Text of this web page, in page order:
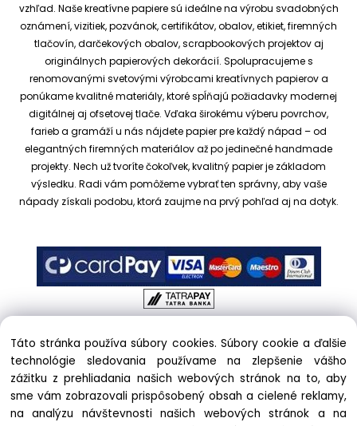
vzhľad. Naše kreatívne papiere sú ideálne na výrobu svadobných
oznámení, vizitiek, pozvánok, certifikátov, obalov, etikiet, firemných
tlačovín, darčekových obalov, scrapbookových projektov aj
originálnych papierových dekorácií. Spolupracujeme s
renomovanými svetovými výrobcami kreatívnych papierov a
ponúkame kvalitné materiály, ktoré spĺňajú požiadavky modernej
digitálnej aj ofsetovej tlače. Vďaka širokému výberu povrchov,
farieb a gramáží u nás nájdete papier pre každý nápad – od
elegantných firemných materiálov až po jedinečné handmade
projekty. Nech už tvoríte čokoľvek, kvalitný papier je základom
výsledku. Radi vám pomôžeme vybrať ten správny, aby vaše
nápady získali podobu, ktorá zaujme na prvý pohľad aj na dotyk.
Copyright © 2017 kreativnypapier.sk, All rights reserved |
hajekova@kreativnypapier.sk| Beckovská 38/A, 831 04
Bratislava
Odstúpenie od zmluvy:
Táto stránka používa súbory cookies. Súbory cookie a ďalšie
technológie sledovania používame na zlepšenie vášho
zážitku z prehliadania našich webových stránok na to, aby
sme vám zobrazovali prispôsobený obsah a cielené reklamy,
na analýzu návštevnosti našich webových stránok a na